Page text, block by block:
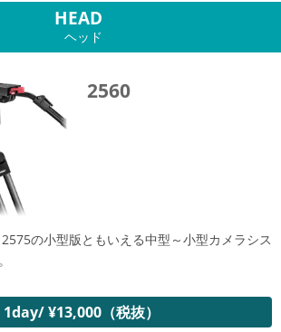
HEAD
ヘッド
2560
の小型版ともいえる中型～小型カメラシス
1day/ ¥13,000（税抜）